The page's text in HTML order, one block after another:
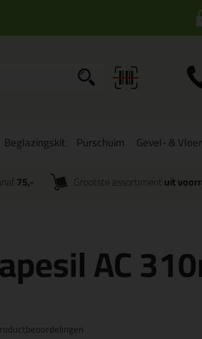
Beglazingskit Purschuim Gevel- &
75,- Grootste assortiment uit
AC